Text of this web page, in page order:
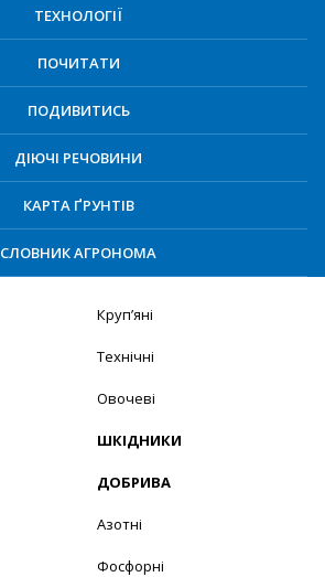
ТЕХНОЛОГІЇ
ПОЧИТАТИ
ПОДИВИТИСЬ
ДІЮЧІ РЕЧОВИНИ
КАРТА ҐРУНТІВ
СЛОВНИК АГРОНОМА
Круп’яні
Технічні
Овочеві
ШКІДНИКИ
ДОБРИВА
Азотні
Фосфорні